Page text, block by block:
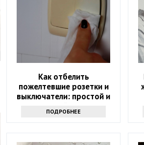
Как отбелить
пожелтевшие розетки и
выключатели: простой и
недорогой вариант
ПОДРОБНЕЕ